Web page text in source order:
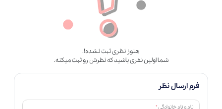
هنوز نظری ثبت نشده!!
شما اولین نفری باشید که نظرش رو ثبت میکنه.
فرم ارسال نظر
نام و نام خانوادگی *